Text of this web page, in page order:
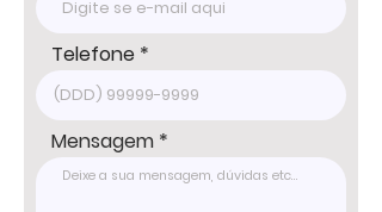
Telefone
Mensagem